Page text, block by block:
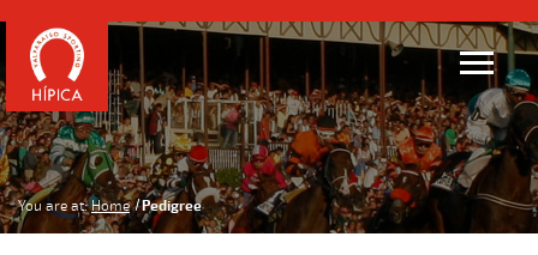
You are at: Home Pedigree